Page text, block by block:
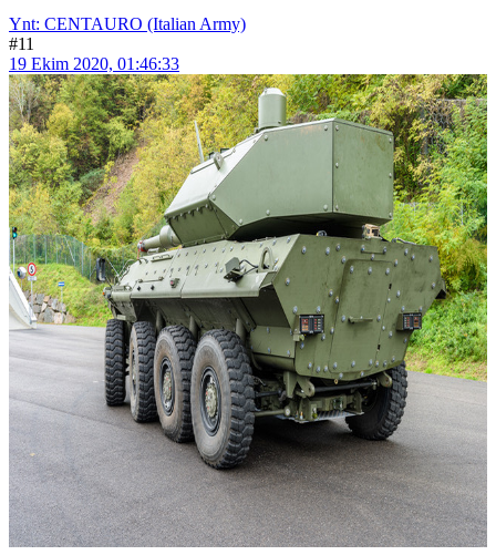
Ynt: CENTAURO (Italian Army)
#11
19 Ekim 2020, 01:46:33